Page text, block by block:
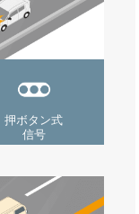
押ボタン式
信号